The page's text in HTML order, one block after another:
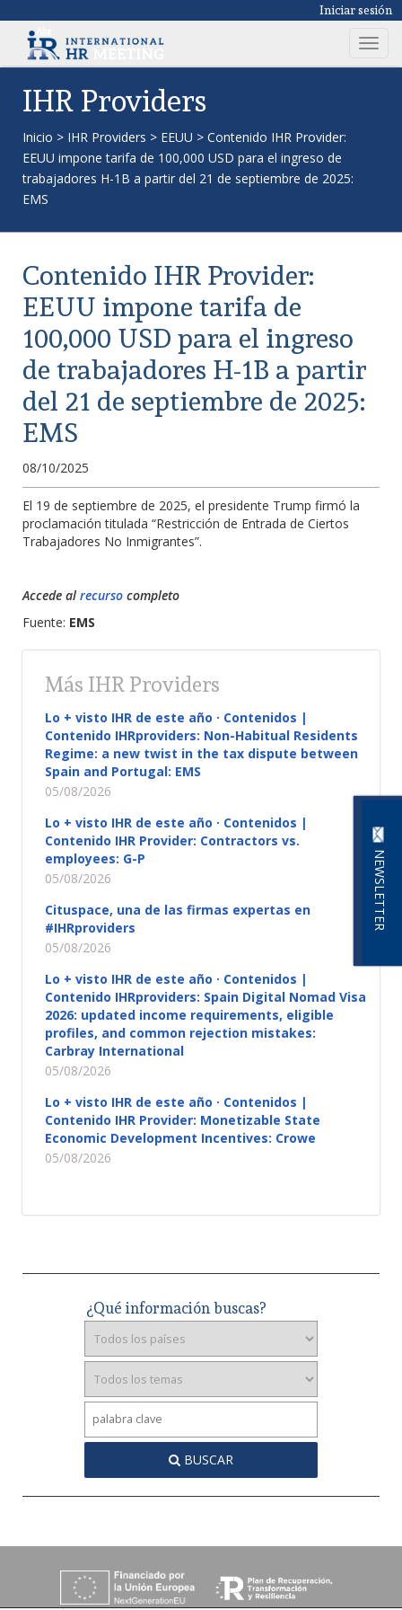
Iniciar sesión
T
o
i
NEWSLETTER
IHR Providers
Inicio > IHR Providers > EEUU > Contenido IHR Provider:
EEUU impone tarifa de 100,000 USD para el ingreso de
trabajadores H-1B a partir del 21 de septiembre de 2025:
EMS
Contenido IHR Provider:
EEUU impone tarifa de
100,000 USD para el ingreso
de trabajadores H-1B a partir
del 21 de septiembre de 2025:
EMS
08/10/2025
El 19 de septiembre de 2025, el presidente Trump firmó la
proclamación titulada “Restricción de Entrada de Ciertos
Trabajadores No Inmigrantes”.
Accede al recurso completo
Fuente: EMS
Más IHR Providers
Lo + visto IHR de este año · Contenidos |
Contenido IHRproviders: Non-Habitual Residents
Regime: a new twist in the tax dispute between
Spain and Portugal: EMS
05/08/2026
Lo + visto IHR de este año · Contenidos |
Contenido IHR Provider: Contractors vs.
employees: G-P
05/08/2026
Cituspace, una de las firmas expertas en
#IHRproviders
05/08/2026
Lo + visto IHR de este año · Contenidos |
Contenido IHRproviders: Spain Digital Nomad Visa
2026: updated income requirements, eligible
profiles, and common rejection mistakes:
Carbray International
05/08/2026
Lo + visto IHR de este año · Contenidos |
Contenido IHR Provider: Monetizable State
Economic Development Incentives: Crowe
05/08/2026
¿Qué información buscas?
BUSCAR